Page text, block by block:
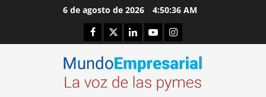
6 de agosto de 2026 4:50:37 AM
Facebook
TwitterLinkedinYoutubeInstagram